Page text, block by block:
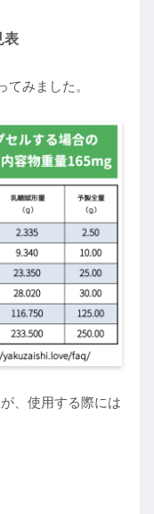
表
みました。
、使用する際には